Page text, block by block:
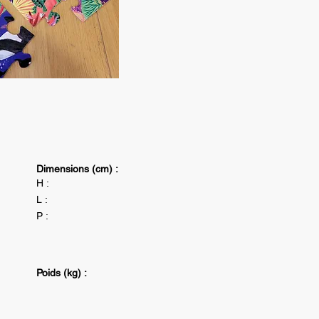
Dimensions (cm) :
H :
L :
P :
Poids (kg) :